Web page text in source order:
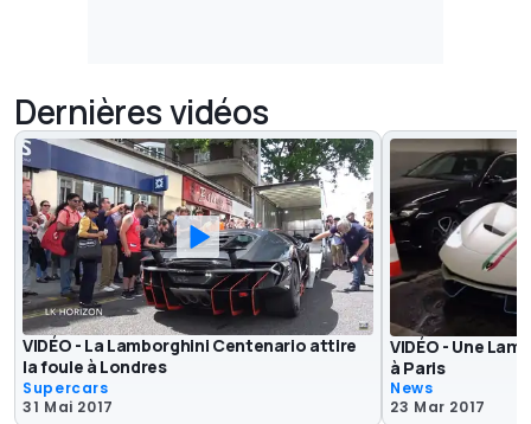
Dernières vidéos
VIDÉO - La Lamborghini Centenario attire
la foule à Londres
Supercars
31 Mai 2017
VIDÉO - Une
à Paris
News
23 Mar 2017